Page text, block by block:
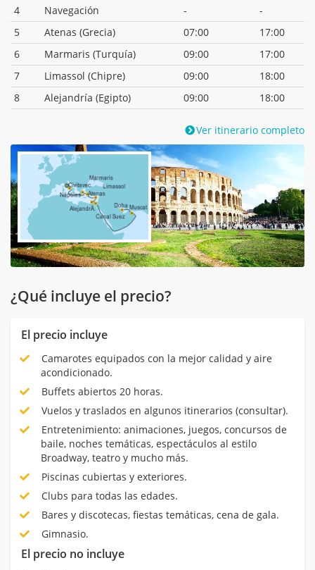
4 Navegación -
-
5
Atenas (Grecia) 07:00
17:00
6
Marmaris (Turquía) 09:00
17:00
7
Limassol (Chipre) 09:00
18:00
8
Alejandría (Egipto) 09:00 18:00
Ver itinerario completo
¿Qué incluye el precio?
El precio incluye
Camarotes equipados con la mejor calidad y aire
acondicionado.
Buffets abiertos 20 horas.
Vuelos y traslados en algunos itinerarios (consultar).
Entretenimiento: animaciones, juegos, concursos de
baile, noches temáticas, espectáculos al estilo
Broadway, teatro y mucho más.
Piscinas cubiertas y exteriores.
Clubs para todas las edades.
Bares y discotecas, fiestas temáticas, cena de gala.
Gimnasio.
El precio no incluye